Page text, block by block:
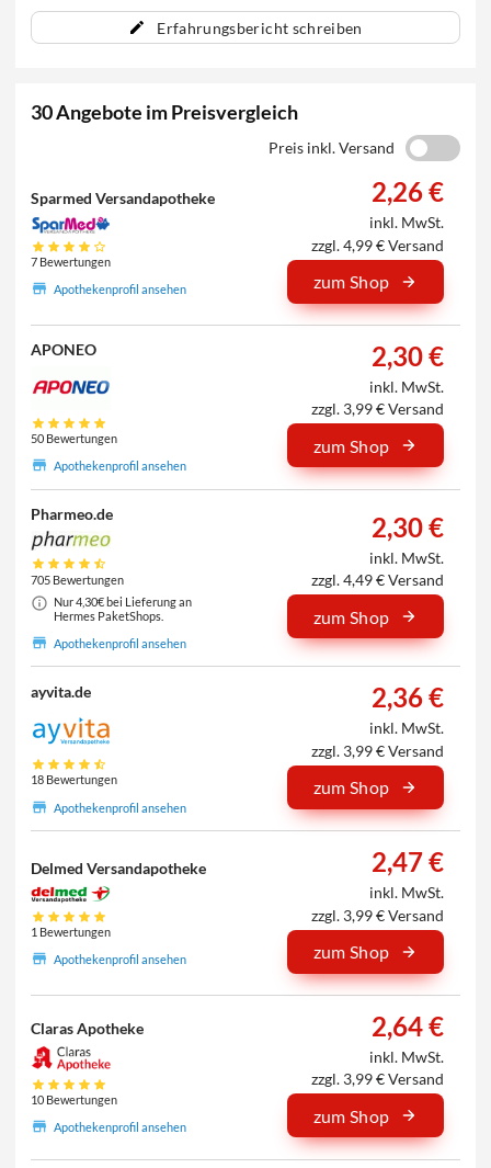
Erfahrungsbericht schreiben
30 Angebote im Preisvergleich
Preis inkl. Versand
Sparmed Versandapotheke
7 Bewertungen
Apothekenprofil ansehen
2,26 €
inkl. MwSt.
zzgl. 4,99 € Versand
zum Shop
APONEO
50 Bewertungen
Apothekenprofil ansehen
2,30 €
inkl. MwSt.
zzgl. 3,99 € Versand
zum Shop
Pharmeo.de
705 Bewertungen
Nur 4,30€ bei Lieferung an
Hermes PaketShops.
Apothekenprofil ansehen
2,30 €
inkl. MwSt.
zzgl. 4,49 € Versand
zum Shop
ayvita.de
18 Bewertungen
Apothekenprofil ansehen
2,36 €
inkl. MwSt.
zzgl. 3,99 € Versand
zum Shop
Delmed Versandapotheke
1 Bewertungen
Apothekenprofil ansehen
2,47 €
inkl. MwSt.
zzgl. 3,99 € Versand
zum Shop
Claras Apotheke
10 Bewertungen
Apothekenprofil ansehen
2,64 €
inkl. MwSt.
zzgl. 3,99 € Versand
zum Shop